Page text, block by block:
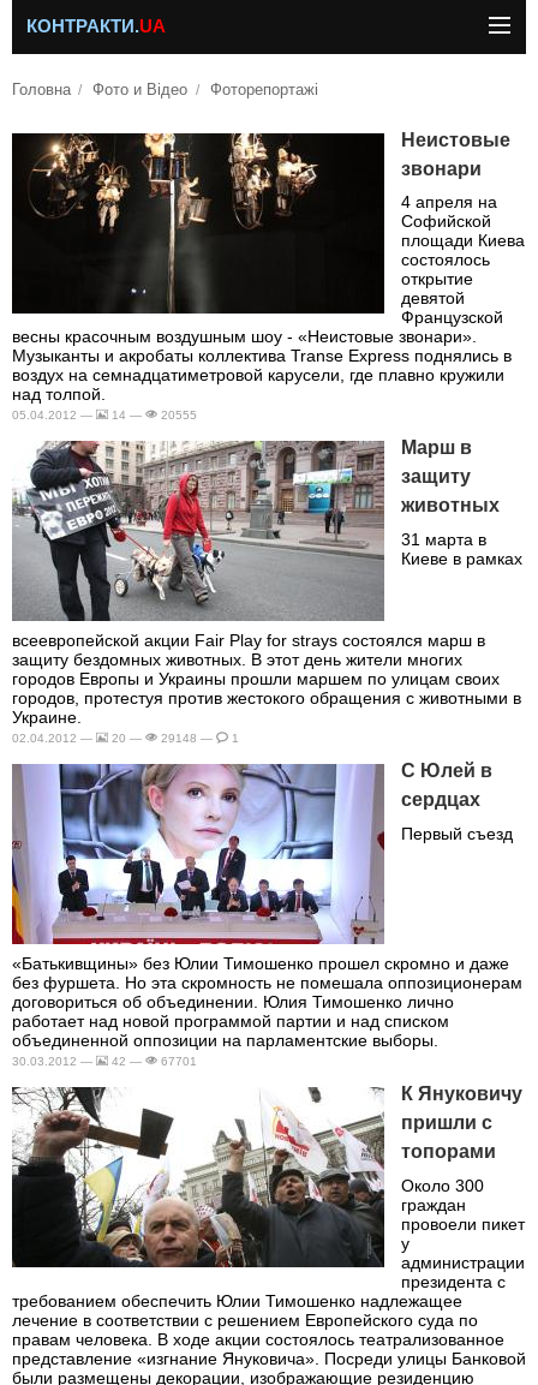
КОНТРАКТИ.UA
Головна Фото и Відео Фоторепортажі
Неистовые
звонари
4 апреля на
Софийской
площади Киева
состоялось
открытие
девятой
Французской
весны красочным воздушным шоу - «Неистовые звонари».
Музыканты и акробаты коллектива Transe Еxpress поднялись в
воздух на семнадцатиметровой карусели, где плавно кружили
над толпой.
05.04.2012 — 14 — 20555
Марш в
защиту
животных
31 марта в
Киеве в рамках
всеевропейской акции Fair Play for strays состоялся марш в
защиту бездомных животных. В этот день жители многих
городов Европы и Украины прошли маршем по улицам своих
городов, протестуя против жестокого обращения с животными в
Украине.
02.04.2012 — 20 — 29148 — 1
С Юлей в
сердцах
Первый съезд
«Батькивщины» без Юлии Тимошенко прошел скромно и даже
без фуршета. Но эта скромность не помешала оппозиционерам
договориться об объединении. Юлия Тимошенко лично
работает над новой программой партии и над списком
объединенной оппозиции на парламентские выборы.
30.03.2012 — 42 — 67701
К Януковичу
пришли с
топорами
Около 300
граждан
провоели пикет
у
администрации
президента с
требованием обеспечить Юлии Тимошенко надлежащее
лечение в соответствии с решением Европейского суда по
правам человека. В ходе акции состоялось театрализованное
представление «изгнание Януковича». Посреди улицы Банковой
были размещены декорации, изображающие резиденцию